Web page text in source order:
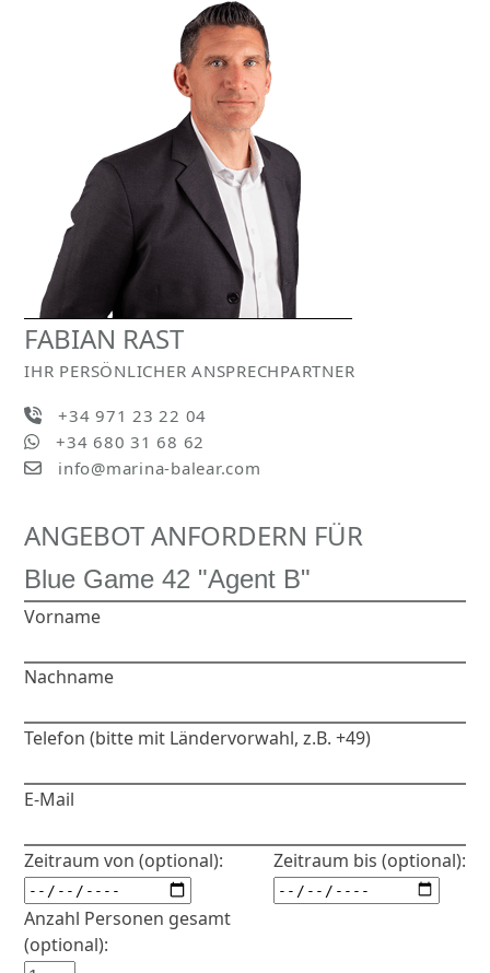
FABIAN RAST
IHR PERSÖNLICHER ANSPRECHPARTNER
+34 971 23 22 04
+34 680 31 68 62
info@marina-balear.com
ANGEBOT ANFORDERN FÜR
Vorname
Nachname
Telefon (bitte mit Ländervorwahl, z.B. +49)
E-Mail
Zeitraum von (optional):
Anzahl Personen gesamt
(optional):
Zeitraum bis (optional):